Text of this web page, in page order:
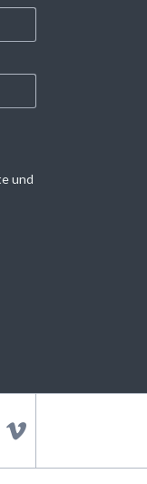
und